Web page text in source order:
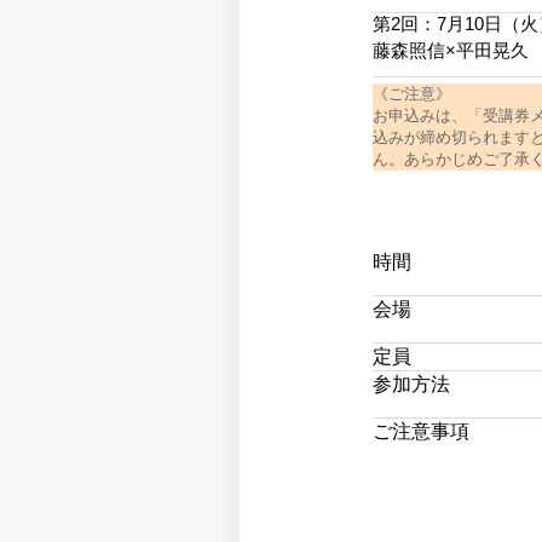
第2回：7月10日（
藤森照信×平田晃久
《ご注意》
お申込みは、「受講券
込みが締め切られます
ん。あらかじめご了承
時間
会場
定員
参加方法
ご注意事項